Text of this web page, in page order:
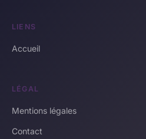
LIENS
Accueil
LÉGAL
Mentions légales
Contact